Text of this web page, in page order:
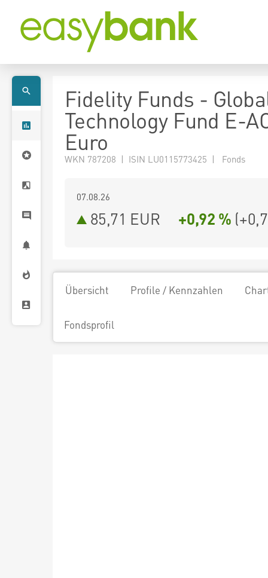
Fidelity Funds -
Technology Fund E-
Euro
WKN 787208 | ISIN LU0115773425 | Fonds
07.08.26
85,71 EUR +0,92 % (
Übersicht Profile / Kennzahlen
Fondsprofil